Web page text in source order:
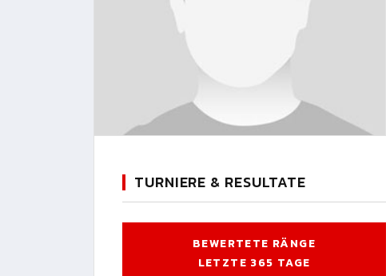
TURNIERE & RESULTATE
BEWERTETE RÄNGE
LETZTE 365 TAGE